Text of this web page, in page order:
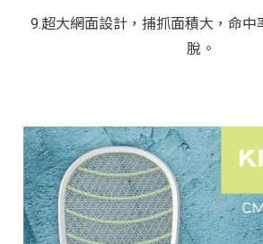
9.超大網面設計，捕抓面積大，命中
脫。